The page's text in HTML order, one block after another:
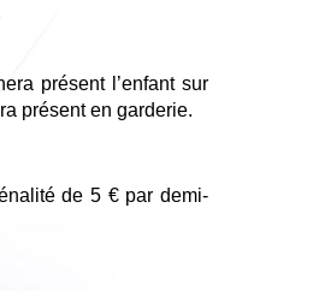
présent l’enfant sur
présent en garderie.
de 5 € par demi-